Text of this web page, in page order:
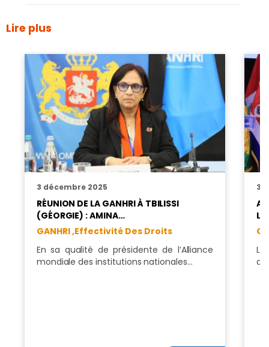
Lire plus
3 décembre 2025
RÉUNION DE LA GANHRI À TBILISSI
(GÉORGIE) : AMINA…
GANHRI ,Effectivité Des Droits
En sa qualité de présidente de l’Alliance
mondiale des institutions nationales…
3